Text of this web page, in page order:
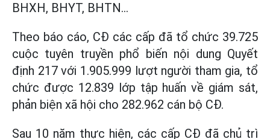
BHXH, BHYT, BHTN…
Theo báo cáo, CĐ các cấp đã tổ chức 39.725
cuộc tuyên truyền phổ biến nội dung Quyết
định 217 với 1.905.999 lượt người tham gia, tổ
chức được 12.839 lớp tập huấn về giám sát,
phản biện xã hội cho 282.962 cán bộ CĐ.
Sau 10 năm thực hiện, các cấp CĐ đã chủ trì